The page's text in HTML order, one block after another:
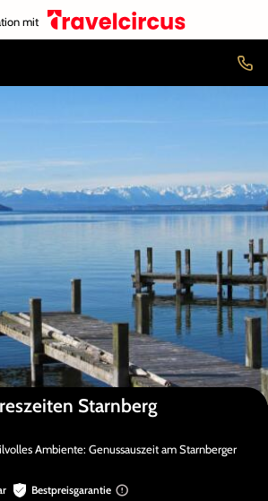
mit
Auf der Karte anzeigen
Starnberg
Ambiente: Genussauszeit am Starnberger
Bestpreisgarantie